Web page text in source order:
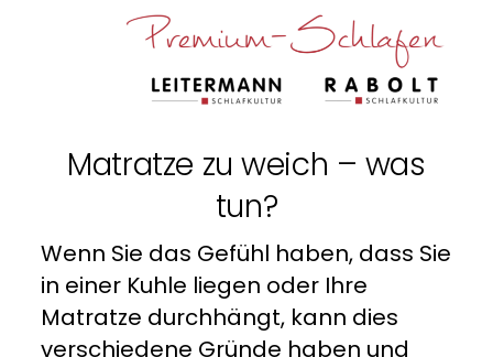
Matratze zu weich – was
tun?
Wenn Sie das Gefühl haben, dass Sie
in einer Kuhle liegen oder Ihre
Matratze durchhängt, kann dies
verschiedene Gründe haben und